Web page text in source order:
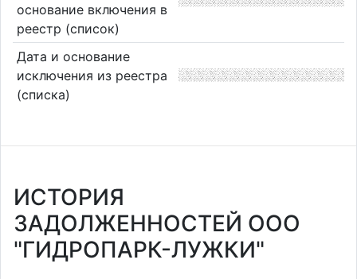
основание включения в
реестр (список)
Дата и основание
исключения из реестра
(списка)
ИСТОРИЯ
ЗАДОЛЖЕННОСТЕЙ ООО
"ГИДРОПАРК-ЛУЖКИ"